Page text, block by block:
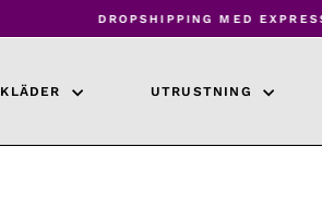
Pausa
DROPSHIPPING MED EXPRESSLEVERANS -
KLÄDER UTRUSTNING